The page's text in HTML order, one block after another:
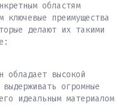
областям
ключевые преимущества
делают их такими
обладает высокой
огромные
идеальным материалом